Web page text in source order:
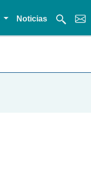
Noticias